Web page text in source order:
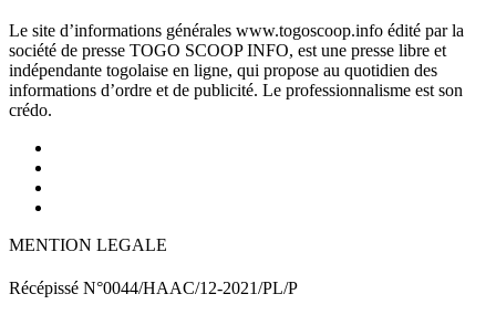
Le site d’informations générales www.togoscoop.info édité par la
société de presse TOGO SCOOP INFO, est une presse libre et
indépendante togolaise en ligne, qui propose au quotidien des
informations d’ordre et de publicité. Le professionnalisme est son
crédo.
MENTION LEGALE
Récépissé N°0044/HAAC/12-2021/PL/P